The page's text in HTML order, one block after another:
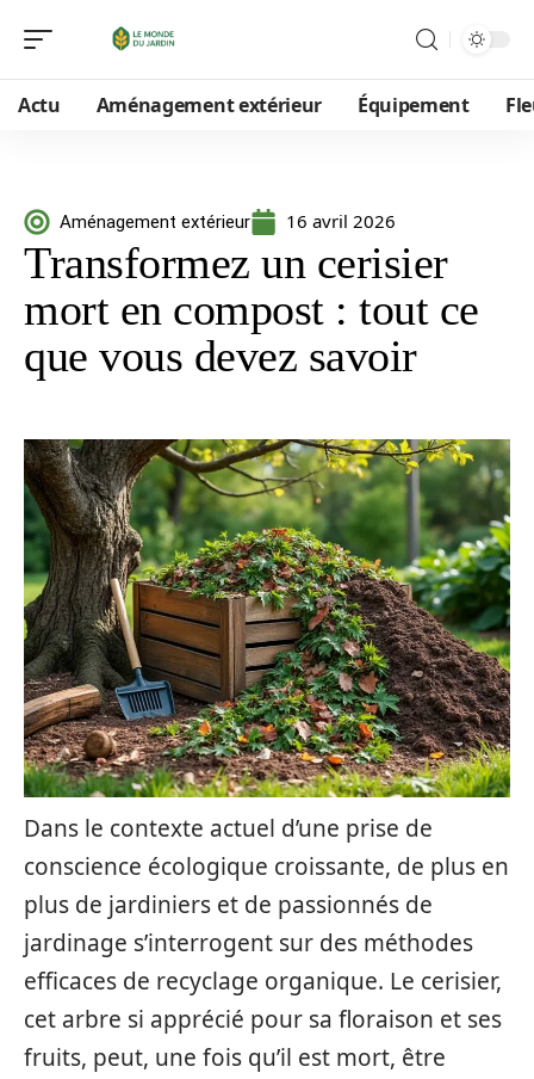
Actu Aménagement extérieur Équipement
Aménagement extérieur 16 avril 2026
Transformez un cerisier
mort en compost : tout ce
que vous devez savoir
Dans le contexte actuel d’une prise de
conscience écologique croissante, de plus en
plus de jardiniers et de passionnés de
jardinage s’interrogent sur des méthodes
efficaces de recyclage organique. Le cerisier,
cet arbre si apprécié pour sa floraison et ses
fruits, peut, une fois qu’il est mort, être